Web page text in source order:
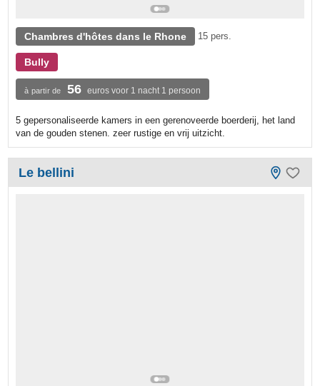
Chambres d'hôtes dans le Rhone 15 pers.
Bully
à partir de 56 euros voor 1 nacht 1 persoon
5 gepersonaliseerde kamers in een gerenoveerde boerderij, het land
van de gouden stenen. zeer rustige en vrij uitzicht.
Le bellini